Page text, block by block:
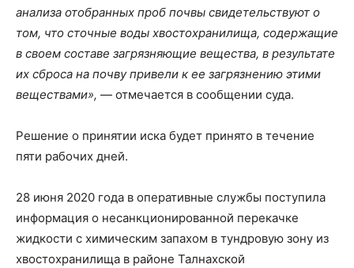
анализа отобранных проб почвы свидетельствуют о
том, что сточные воды хвостохранилища, содержащие
в своем составе загрязняющие вещества, в результате
их сброса на почву привели к ее загрязнению этими
веществами», — отмечается в сообщении суда.
Решение о принятии иска будет принято в течение
пяти рабочих дней.
28 июня 2020 года в оперативные службы поступила
информация о несанкционированной перекачке
жидкости с химическим запахом в тундровую зону из
хвостохранилища в районе Талнахской